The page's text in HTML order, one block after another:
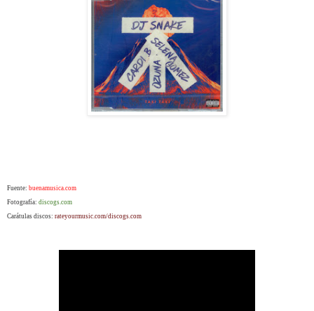
Fuente: buenamusica.com
Fotografía: discogs.com
Carátulas discos: rateyourmusic.com/discogs.com